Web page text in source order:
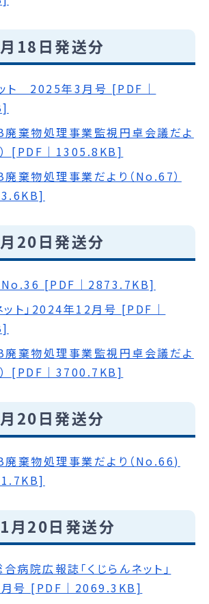
18日発送分
ット 2025年3月号 [PDF｜
廃棄物処理事業監視円卓会議だよ
） [PDF｜1305.8KB]
棄物処理事業だより（No.67）
20日発送分
[PDF｜2873.7KB]
ット」2024年12月号 [PDF｜
廃棄物処理事業監視円卓会議だよ
） [PDF｜3700.7KB]
20日発送分
棄物処理事業だより（No.66)
月20日発送分
病院広報誌「くじらんネット」
号 [PDF｜2069.3KB]